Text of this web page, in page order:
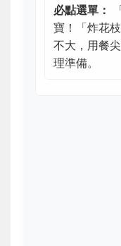
必點選單：
寶！「炸花
不大，用餐
理準備。